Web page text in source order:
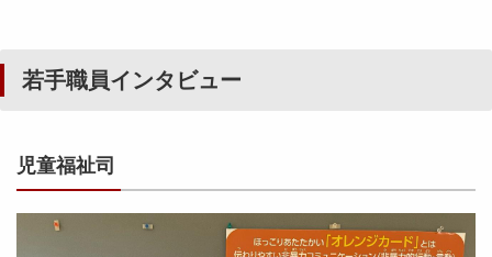
若手職員インタビュー
児童福祉司